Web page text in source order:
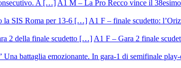
A1 M – La Pro Recco vince il
A1 F – finale scudetto:
A1 F – Gara 2 finale